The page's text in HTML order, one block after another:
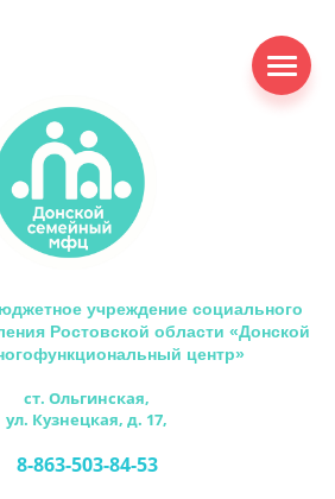
учреждение социального
Ростовской области «Донской
центр»
ст. Ольгинская,
ул. Кузнецкая, д. 17,
8-863-503-84-53